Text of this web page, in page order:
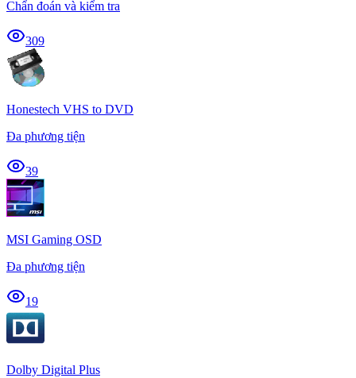
Chẩn đoán và kiểm tra
309
Honestech VHS to DVD
Đa phương tiện
39
MSI Gaming OSD
Đa phương tiện
19
Dolby Digital Plus